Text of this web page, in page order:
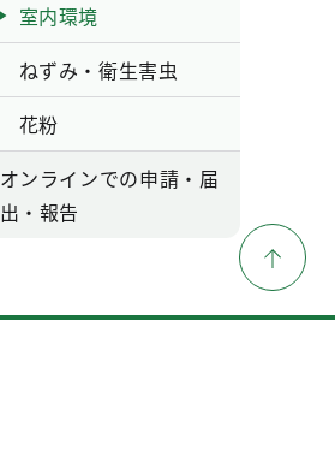
室内環境
ねずみ・衛生害虫
花粉
オンラインでの申請・届
出・報告